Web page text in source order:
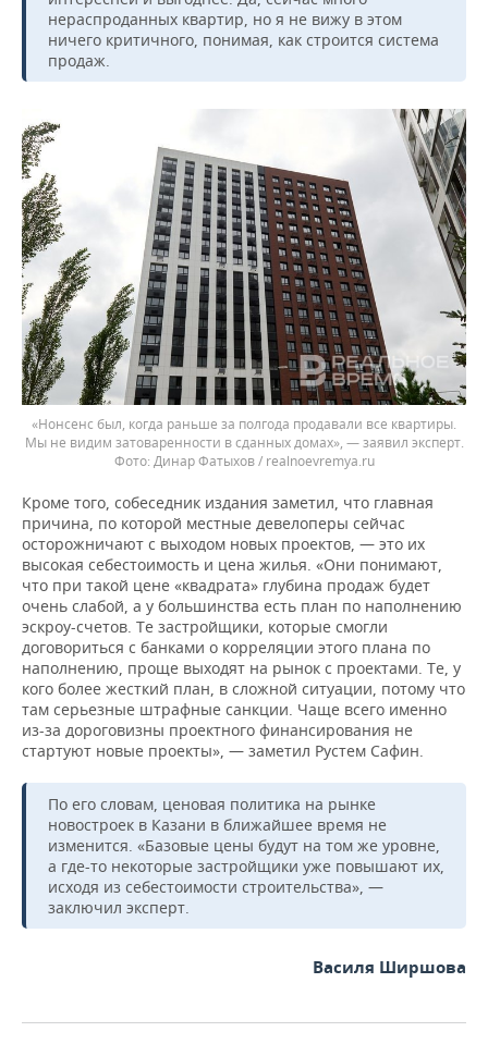
нераспроданных квартир, но я не вижу в этом
ничего критичного, понимая, как строится система
продаж.
«Нонсенс был, когда раньше за полгода продавали все квартиры.
Мы не видим затоваренности в сданных домах», — заявил эксперт.
Динар Фатыхов / realnoevremya.ru
Кроме того, собеседник издания заметил, что главная
причина, по которой местные девелоперы сейчас
осторожничают с выходом новых проектов, — это их
высокая себестоимость и цена жилья. «Они понимают,
что при такой цене «квадрата» глубина продаж будет
очень слабой, а у большинства есть план по наполнению
эскроу-счетов. Те застройщики, которые смогли
договориться с банками о корреляции этого плана по
наполнению, проще выходят на рынок с проектами. Те, у
кого более жесткий план, в сложной ситуации, потому что
там серьезные штрафные санкции. Чаще всего именно
из-за дороговизны проектного финансирования не
стартуют новые проекты», — заметил Рустем Сафин.
По его словам, ценовая политика на рынке
новостроек в Казани в ближайшее время не
изменится. «Базовые цены будут на том же уровне,
а где-то некоторые застройщики уже повышают их,
исходя из себестоимости строительства», —
заключил эксперт.
Василя Ширшова